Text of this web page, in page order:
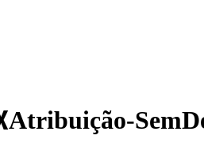
Atribuição-